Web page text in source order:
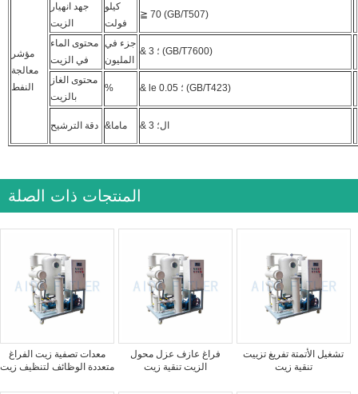
مؤشر
معالجة
النفط
جهد انهيار
الزيت
كيلو
فولت
≧ 70 (GB/T507)
محتوى الماء
في الزيت
جزء في
المليون
& ؛ 3 (GB/T7600)
محتوى الغاز
بالزيت
% & le ؛ 0.05 (GB/T423)
دقة الترشيح &ماما & ال؛ 3
المنتجات ذات الصلة
معدات تصفية زيت الفراغ
متعددة الوظائف لتنظيف زيت
فراغ عازف عزل محول
الزيت تنقية زيت
تشغيل الأتمتة تفريغ تزييت
تنقية زيت